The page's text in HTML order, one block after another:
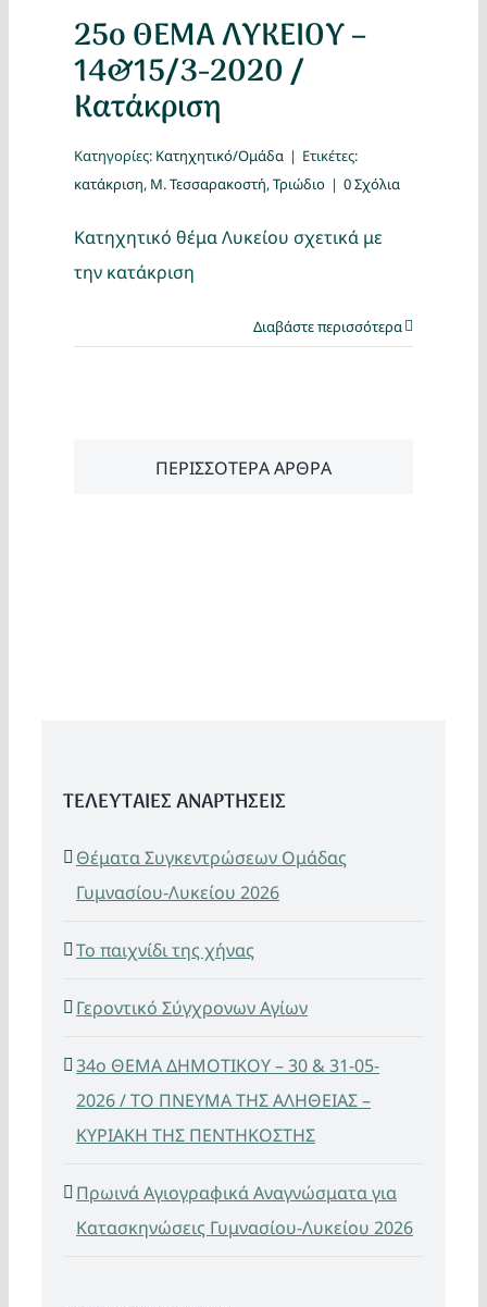
25ο ΘΕΜΑ ΛΥΚΕΙΟΥ –
14&15/3-2020 /
Κατάκριση
Κατηγορίες: Κατηχητικό/Ομάδα | Ετικέτες:
κατάκριση, Μ. Τεσσαρακοστή,Τριώδιο | 0 Σχόλια
Κατηχητικό θέμα Λυκείου σχετικά με
την κατάκριση
Διαβάστε περισσότερα
ΠΕΡΙΣΣΟΤΕΡΑ ΑΡΘΡΑ
ΤΕΛΕΥΤΑΙΕΣ ΑΝΑΡΤΗΣΕΙΣ
Θέματα Συγκεντρώσεων Ομάδας
Γυμνασίου-Λυκείου 2026
Το παιχνίδι της χήνας
Γεροντικό Σύγχρονων Αγίων
34ο ΘΕΜΑ ΔΗΜΟΤΙΚΟΥ – 30 & 31-05-
2026 / ΤΟ ΠΝΕΥΜΑ ΤΗΣ ΑΛΗΘΕΙΑΣ –
ΚΥΡΙΑΚΗ ΤΗΣ ΠΕΝΤΗΚΟΣΤΗΣ
Πρωινά Αγιογραφικά Αναγνώσματα για
Κατασκηνώσεις Γυμνασίου-Λυκείου 2026